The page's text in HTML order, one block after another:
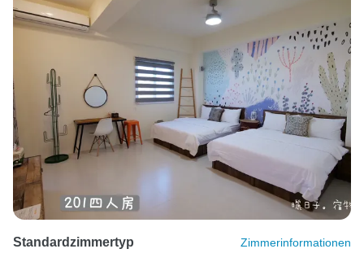
Standardzimmertyp Zimmerinformationen